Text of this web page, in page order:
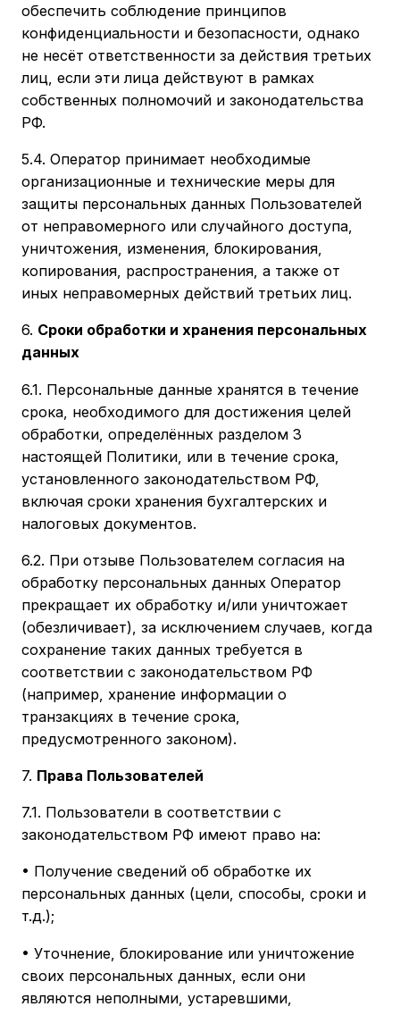
обеспечить соблюдение принципов
конфиденциальности и безопасности, однако
не несёт ответственности за действия третьих
лиц, если эти лица действуют в рамках
собственных полномочий и законодательства
РФ.
5.4. Оператор принимает необходимые
организационные и технические меры для
защиты персональных данных Пользователей
от неправомерного или случайного доступа,
уничтожения, изменения, блокирования,
копирования, распространения, а также от
иных неправомерных действий третьих лиц.
6. Сроки обработки и хранения персональных
данных
6.1. Персональные данные хранятся в течение
срока, необходимого для достижения целей
обработки, определённых разделом 3
настоящей Политики, или в течение срока,
установленного законодательством РФ,
включая сроки хранения бухгалтерских и
налоговых документов.
6.2. При отзыве Пользователем согласия на
обработку персональных данных Оператор
прекращает их обработку и/или уничтожает
(обезличивает), за исключением случаев, когда
сохранение таких данных требуется в
соответствии с законодательством РФ
(например, хранение информации о
транзакциях в течение срока,
предусмотренного законом).
7. Права Пользователей
7.1. Пользователи в соответствии с
законодательством РФ имеют право на:
• Получение сведений об обработке их
персональных данных (цели, способы, сроки и
т.д.);
• Уточнение, блокирование или уничтожение
своих персональных данных, если они
являются неполными, устаревшими,